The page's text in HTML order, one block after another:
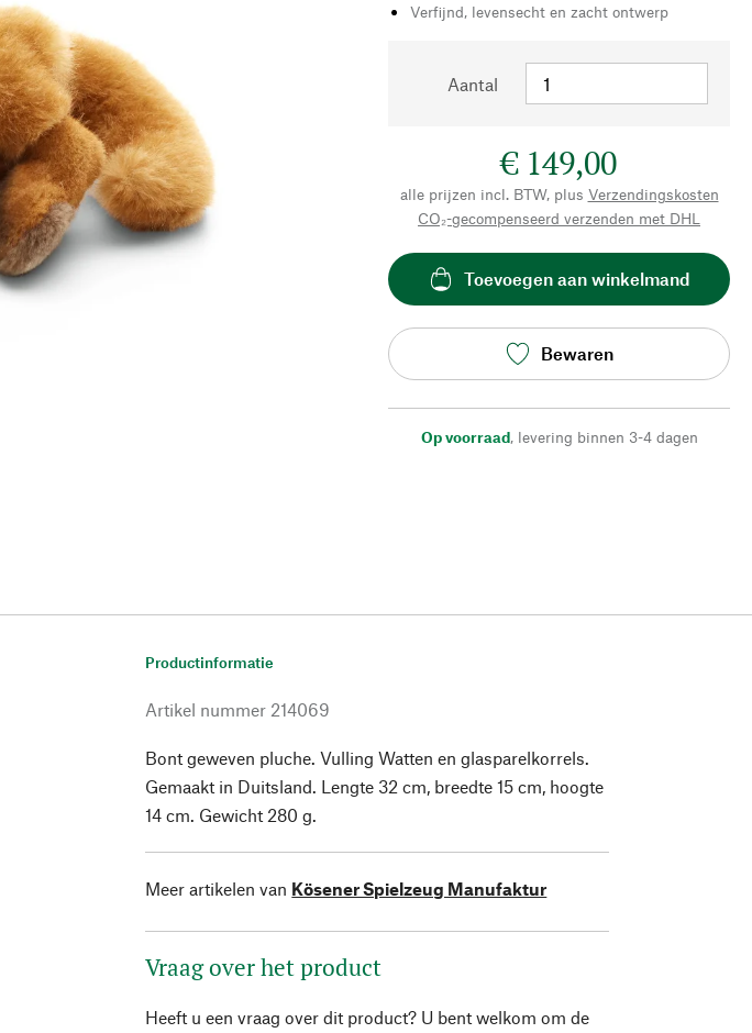
Verfijnd, levensecht en zacht ontwerp
Aantal
€ 149,00
alle prijzen incl. BTW, plus Verzendingskosten
CO₂-gecompenseerd verzenden met DHL
Toevoegen aan winkelmand
Bewaren
Op voorraad, levering binnen 3-4 dagen
Productinformatie
Artikel nummer 214069
Bont geweven pluche. Vulling Watten en glasparelkorrels.
Gemaakt in Duitsland. Lengte 32 cm, breedte 15 cm, hoogte
14 cm. Gewicht 280 g.
Meer artikelen van Kösener Spielzeug Manufaktur
Vraag over het product
Heeft u een vraag over dit product? U bent welkom om de